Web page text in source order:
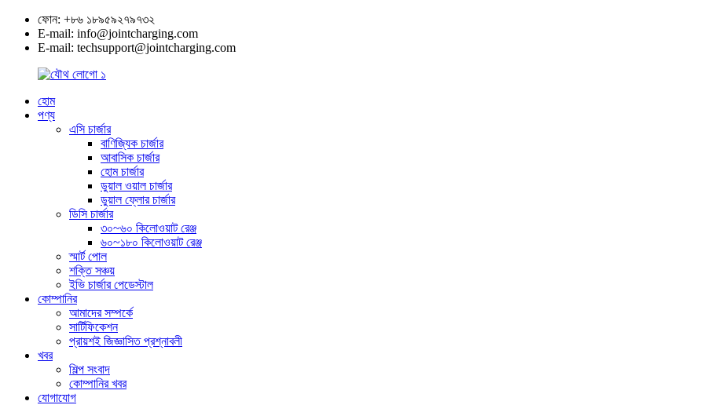
ফোন: +৮৬ ১৮৯৫৯২৭৯৭৩২
E-mail: info@jointcharging.com
E-mail: techsupport@jointcharging.com
হোম
পণ্য
এসি চার্জার
বাণিজ্যিক চার্জার
আবাসিক চার্জার
হোম চার্জার
ডুয়াল ওয়াল চার্জার
ডুয়াল ফ্লোর চার্জার
ডিসি চার্জার
৩০~৬০ কিলোওয়াট রেঞ্জ
৬০~১৮০ কিলোওয়াট রেঞ্জ
স্মার্ট পোল
শক্তি সঞ্চয়
ইভি চার্জার পেডেস্টাল
কোম্পানির
আমাদের সম্পর্কে
সার্টিফিকেশন
প্রায়শই জিজ্ঞাসিত প্রশ্নাবলী
খবর
শিল্প সংবাদ
কোম্পানির খবর
যোগাযোগ